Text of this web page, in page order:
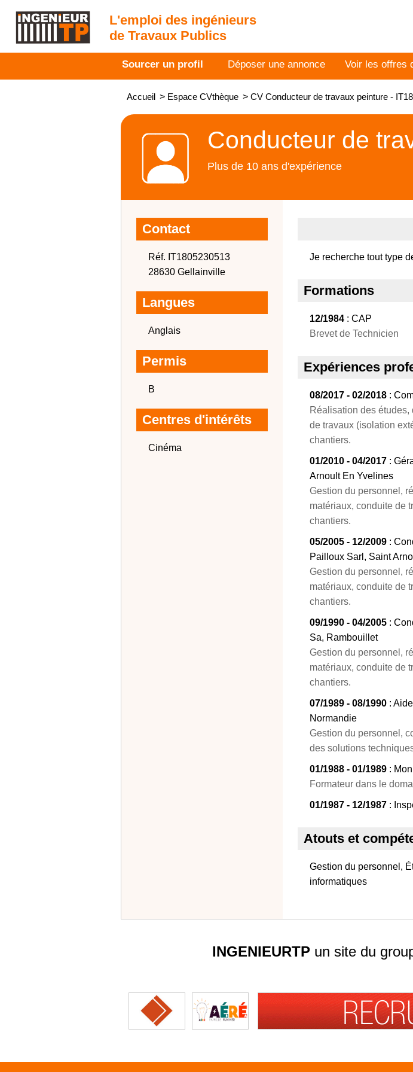
L'emploi des ingénieurs
de Travaux Publics
Sourcer un profil Déposer une annonce Voir les offres
Accueil > Espace CVthèque > CV Conducteur de travaux peinture -
Conducteur de
Plus de 10 ans d'expérience
Contact
Réf. IT1805230513
28630 Gellainville
Langues
Anglais
Permis
B
Centres d'intérêts
Cinéma
Je recherche tout type
Formations
12/1984 : CAP
Brevet de Technicien
Expériences
08/2017 - 02/2018 :
Réalisation des
de travaux (isolation
chantiers.
01/2010 - 04/2017 :
Arnoult En Yvelines
Gestion du personnel,
matériaux, conduite de
chantiers.
05/2005 - 12/2009 :
Pailloux Sarl, Saint
Gestion du personnel,
matériaux, conduite de
chantiers.
09/1990 - 04/2005 :
Sa, Rambouillet
Gestion du personnel,
matériaux, conduite de
chantiers.
07/1989 - 08/1990 :
Normandie
Gestion du personnel,
des solutions
01/1988 - 01/1989 :
Formateur dans le
01/1987 - 12/1987 :
Atouts et
Gestion du personnel,
informatiques
INGENIEURTPun site du